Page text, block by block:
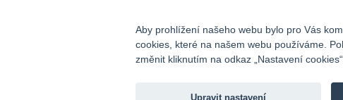
Fio banka
Aby prohlížení našeho webu bylo pro Vás
cookies, které na našem webu používáme.
změnit kliknutím na odkaz „Nastavení
Upravit nastavení